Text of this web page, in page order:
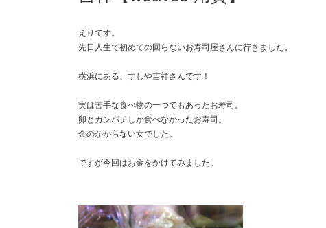
えりです。
先日人生で初めての回らないお寿司屋さんに行きました。
横浜にある、すしや吉祥さんです！
実は苦手な食べ物の一つでもあったお寿司。
卵とカンパチしか食べなかったお寿司。
金のかからない女でした。
ですが今回はお金をかけてみました。